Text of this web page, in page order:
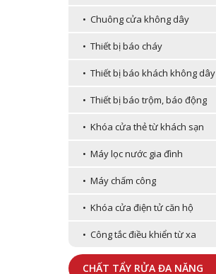
• Chuông cửa không dây
• Thiết bị báo cháy
• Thiết bị báo khách không dây
• Thiết bị báo trộm, báo động
• Khóa cửa thẻ từ khách sạn
• Máy lọc nước gia đình
• Máy chấm công
• Khóa cửa điện tử căn hộ
• Công tắc điều khiển từ xa
CHẤT TẨY RỬA ĐA NĂNG